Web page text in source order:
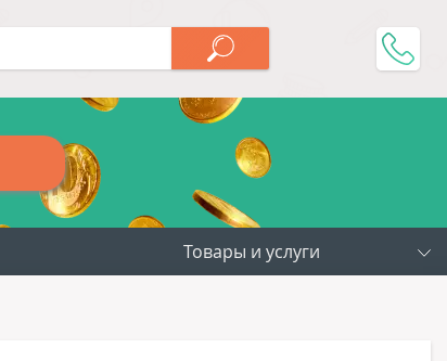
Товары и услуги